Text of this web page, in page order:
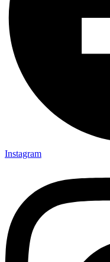
Instagram